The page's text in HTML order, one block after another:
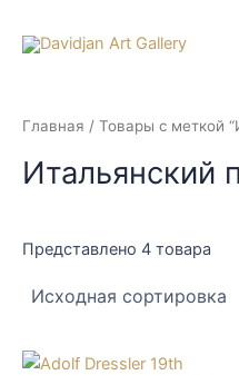
Главная / Товары с меткой
Итальянский
Представлено 4 товара